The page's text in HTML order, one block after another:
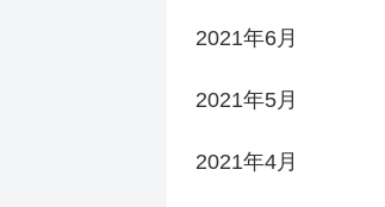
2021年6月
2021年5月
2021年4月